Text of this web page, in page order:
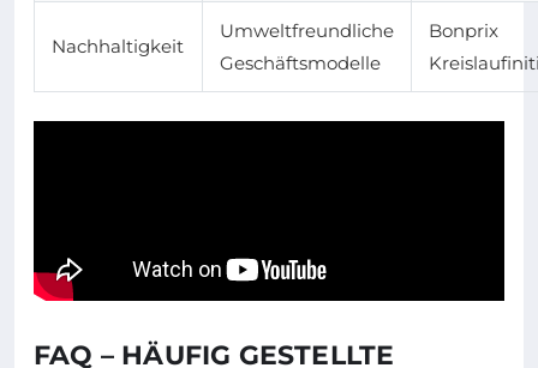
Nachhaltigkeit
Umweltfreundliche
Geschäftsmodelle
Bonprix
FAQ – HÄUFIG GESTELLTE